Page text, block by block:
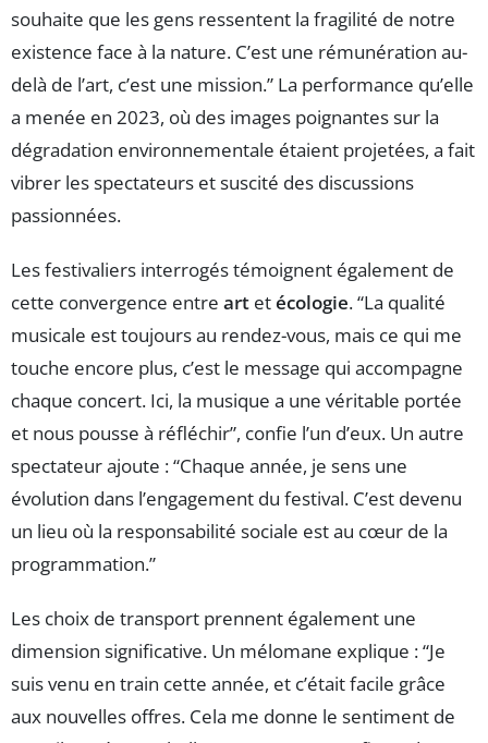
souhaite que les gens ressentent la fragilité de notre
existence face à la nature. C’est une rémunération au-
delà de l’art, c’est une mission.” La performance qu’elle
a menée en 2023, où des images poignantes sur la
dégradation environnementale étaient projetées, a fait
vibrer les spectateurs et suscité des discussions
passionnées.
Les festivaliers interrogés témoignent également de
cette convergence entre art etécologie. “La qualité
musicale est toujours au rendez-vous, mais ce qui me
touche encore plus, c’est le message qui accompagne
chaque concert. Ici, la musique a une véritable portée
et nous pousse à réfléchir”, confie l’un d’eux. Un autre
spectateur ajoute : “Chaque année, je sens une
évolution dans l’engagement du festival. C’est devenu
un lieu où la responsabilité sociale est au cœur de la
programmation.”
Les choix de transport prennent également une
dimension significative. Un mélomane explique : “Je
suis venu en train cette année, et c’était facile grâce
aux nouvelles offres. Cela me donne le sentiment de